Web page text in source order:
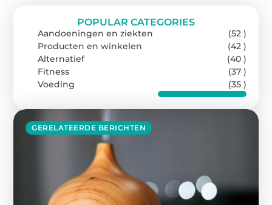
GERELATEERDE BERICHTEN
POPULAR CATEGORIES
Aandoeningen en ziekten
(52 )
Producten en winkelen
(42 )
Alternatief
(40 )
Fitness
(37 )
Voeding
(35 )